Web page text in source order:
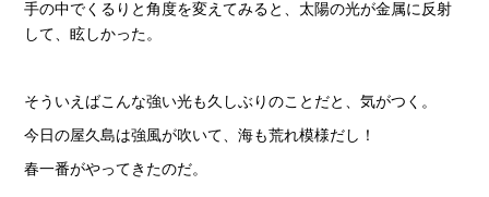
手の中でくるりと角度を変えてみると、太陽の光が金属に反射
して、眩しかった。
そういえばこんな強い光も久しぶりのことだと、気がつく。
今日の屋久島は強風が吹いて、海も荒れ模様だし！
春一番がやってきたのだ。